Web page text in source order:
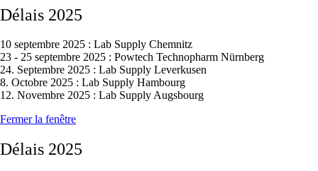
Délais 2025
10 septembre 2025 : Lab Supply Chemnitz
23 - 25 septembre 2025 : Powtech Technopharm Nürnberg
24. Septembre 2025 : Lab Supply Leverkusen
8. Octobre 2025 : Lab Supply Hambourg
12. Novembre 2025 : Lab Supply Augsbourg
Fermer la fenêtre
Délais 2025